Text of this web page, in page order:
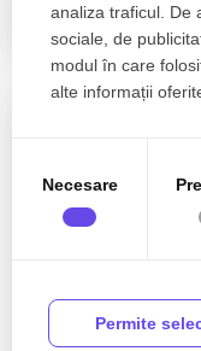
1300mp
analiza traficul. De
sociale, de
modul în care
alte informații
Necesare
Permite